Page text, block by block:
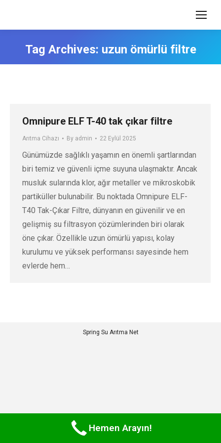
Tag Archives: uzun ömürlü filtre
Omnipure ELF T-40 tak çıkar filtre
Arıtma Cihazı By admin 22 Eylül 2025
Günümüzde sağlıklı yaşamın en önemli şartlarından
biri temiz ve güvenli içme suyuna ulaşmaktır. Ancak
musluk sularında klor, ağır metaller ve mikroskobik
partiküller bulunabilir. Bu noktada Omnipure ELF-
T40 Tak-Çıkar Filtre, dünyanın en güvenilir ve en
gelişmiş su filtrasyon çözümlerinden biri olarak
öne çıkar. Özellikle uzun ömürlü yapısı, kolay
kurulumu ve yüksek performansı sayesinde hem
evlerde hem…
Spring Su Arıtma Net
Hemen Arayın!